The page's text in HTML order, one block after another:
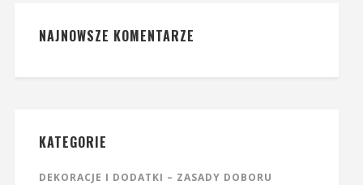
NAJNOWSZE KOMENTARZE
KATEGORIE
DEKORACJE I DODATKI – ZASADY DOBORU